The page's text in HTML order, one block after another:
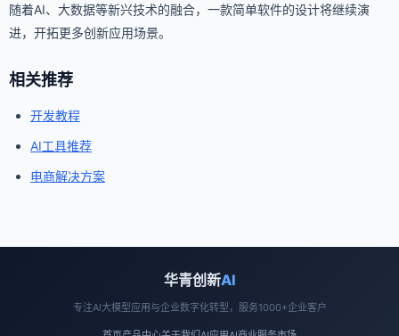
随着AI、大数据等新兴技术的融合，一款简单软件的设计将继续演
进，开拓更多创新应用场景。
相关推荐
开发教程
AI工具推荐
电商解决方案
华青创新AI
专注AI大模型应用与企业数字化转型，服务1000+企业客户